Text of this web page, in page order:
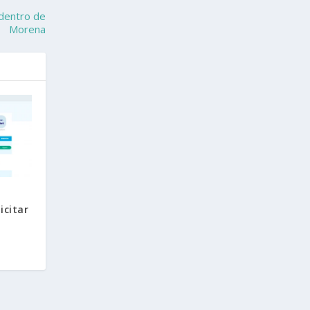
de
Morena